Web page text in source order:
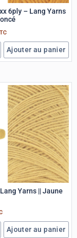
6ply – Lang Yarns
Ajouter au panier
Yarns || Jaune
Ajouter au panier